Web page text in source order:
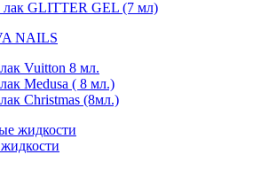
лак GLITTER GEL (7 мл)
NAILS
Vuitton 8 мл.
Medusa ( 8 мл.)
Christmas (8мл.)
жидкости